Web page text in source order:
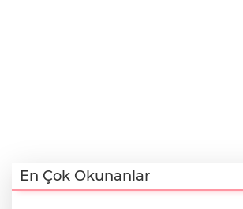
En Çok Okunanlar